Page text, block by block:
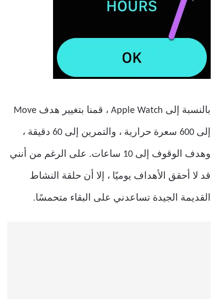
بالنسبة إلى Apple Watch ، قمنا بتغيير هدف Move
إلى 600 سعرة حرارية ، والتمرين إلى 60 دقيقة ،
وهدف الوقوف إلى 10 ساعات. على الرغم من أنني
قد لا أحقق الأهداف يوميًا ، إلا أن حلقة النشاط
القديمة الجيدة تساعدني على البقاء متحمسًا.